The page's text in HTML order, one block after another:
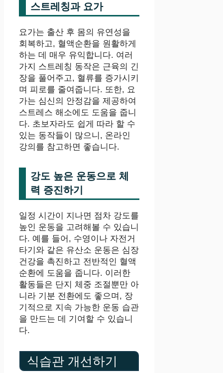
스트레칭과 요가
요가는 출산 후 몸의 유연성을
회복하고, 혈액순환을 원활하게
하는 데 매우 유익합니다. 여러
가지 스트레칭 동작은 근육의 긴
장을 풀어주고, 혈류를 증가시키
며 피로를 줄여줍니다. 또한, 요
가는 심신의 안정감을 제공하여
스트레스 해소에도 도움을 줍니
다. 초보자라도 쉽게 따라 할 수
있는 동작들이 많으니, 온라인
강의를 참고하면 좋습니다.
강도 높은 운동으로 체
력 증진하기
일정 시간이 지나면 점차 강도를
높인 운동을 고려해볼 수 있습니
다. 예를 들어, 수영이나 자전거
타기와 같은 유산소 운동은 심장
건강을 촉진하고 전반적인 혈액
순환에 도움을 줍니다. 이러한
활동들은 단지 체중 조절뿐만 아
니라 기분 전환에도 좋으며, 장
기적으로 지속 가능한 운동 습관
을 만드는 데 기여할 수 있습니
다.
식습관 개선하기